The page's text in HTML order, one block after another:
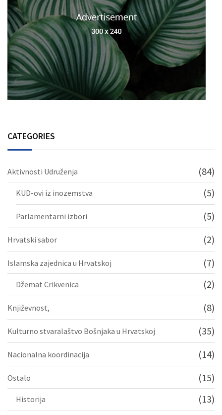
CATEGORIES
Aktivnosti Udruženja (84)
KUD-ovi iz inozemstva (5)
Parlamentarni izbori (5)
Hrvatski sabor (2)
Islamska zajednica u Hrvatskoj (7)
Džemat Crikvenica (2)
Književnost, (8)
Kulturno stvaralaštvo Bošnjaka u Hrvatskoj (35)
Nacionalna koordinacija (14)
Ostalo (15)
Historija (13)